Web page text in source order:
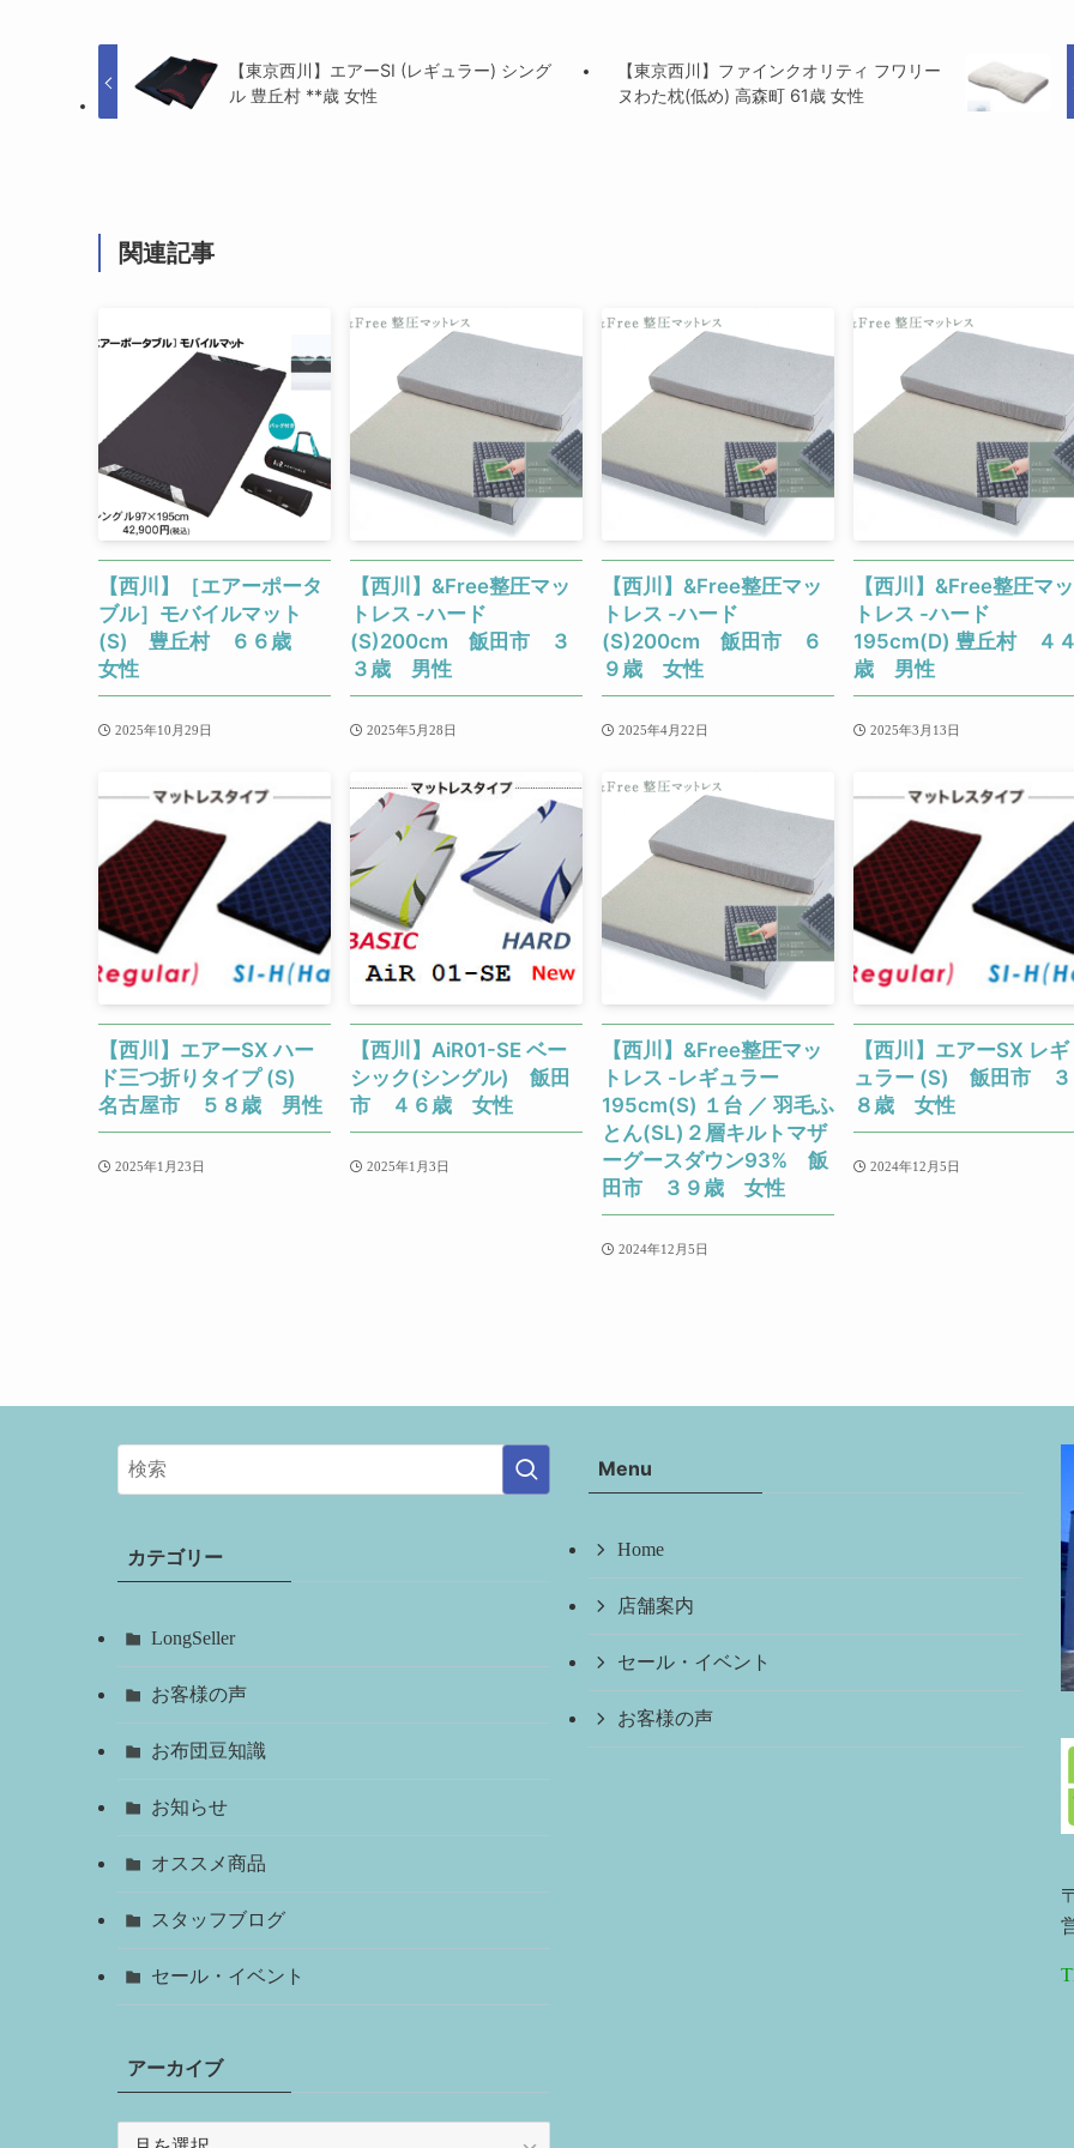
【東京西川】エアーSI (レギュラー) シング
ル 豊丘村 **歳 女性
【東京西川】ファインクオリティ フワリー
ヌわた枕(低め) 高森町 61歳 女性
関連記事
【西川】［エアーポータ
ブル］モバイルマット
(S) 豊丘村 ６６歳
女性
2025年10月29日
【西川】&Free整圧マッ
トレス -ハード
(S)200cm 飯田市 ３
３歳 男性
2025年5月28日
【西川】&Free整圧マッ
トレス -ハード
(S)200cm 飯田市 ６
９歳 女性
2025年4月22日
【西川】&Free整圧マッ
トレス -ハード
195cm(D) 豊丘村 ４
歳 男性
2025年3月13日
【西川】エアーSX ハー
ド三つ折りタイプ (S)
名古屋市 ５８歳 男性
2025年1月23日
【西川】AiR01-SE ベー
シック(シングル) 飯田
市 ４６歳 女性
2025年1月3日
【西川】&Free整圧マッ
トレス -レギュラー
195cm(S) １台 ／ 羽毛ふ
とん(SL)２層キルトマザ
ーグースダウン93% 飯
田市 ３９歳 女性
2024年12月5日
【西川】エアーSX レギ
ュラー (S) 飯田市 ３
８歳 女性
2024年12月5日
カテゴリー
LongSeller
お客様の声
お布団豆知識
お知らせ
オススメ商品
スタッフブログ
セール・イベント
アーカイブ
Menu
Home
店舗案内
セール・イベント
お客様の声